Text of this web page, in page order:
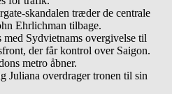
skandalen træder de centrale
Ehrlichman tilbage.
Sydvietnams overgivelse til
der får kontrol over Saigon.
metro åbner.
Juliana overdrager tronen til sin